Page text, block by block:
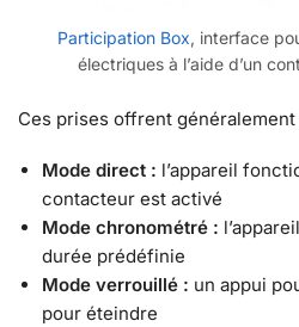
Participation Box, interface
électriques à l’aide d’un
Ces prises offrent généralement
Mode direct : l’appareil
contacteur est activé
Mode chronométré :
durée prédéfinie
Mode verrouillé : un appui
pour éteindre